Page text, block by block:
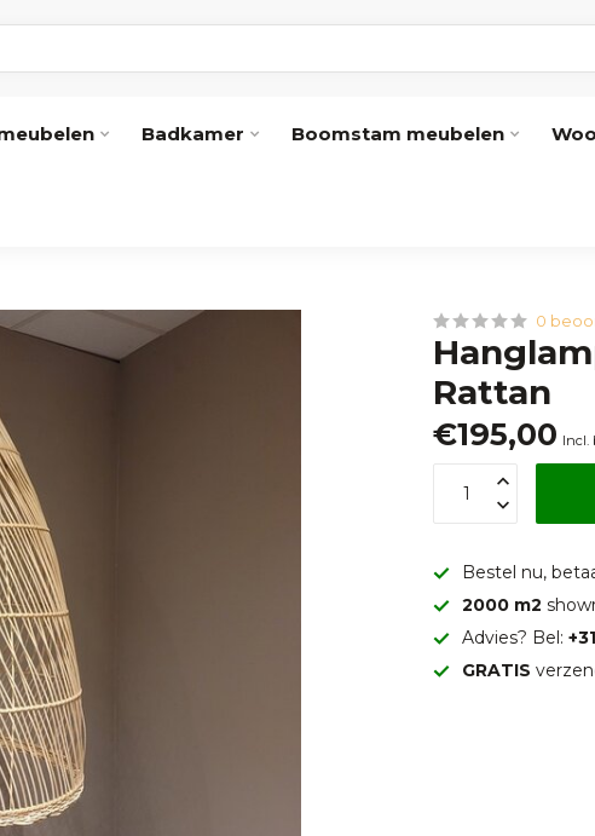
Badkamer Boomstam meubelen
0
Rattan
€195,00 Incl.
Bestel nu,
2000 m2
Advies? Bel:
GRATIS